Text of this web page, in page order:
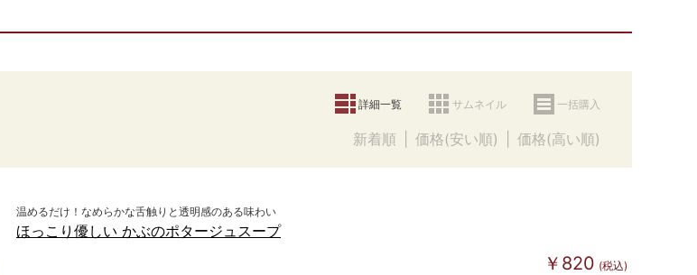
詳細一覧 サムネイル 一括購入
新着順 価格(安い順) 価格(高い順)
温めるだけ！なめらかな舌触りと透明感のある味わい
ほっこり優しい かぶのポタージュスープ
￥820 (税込)